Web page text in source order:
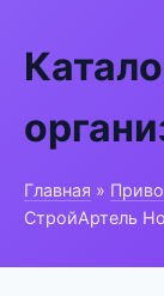
Главная »
СтройАртель